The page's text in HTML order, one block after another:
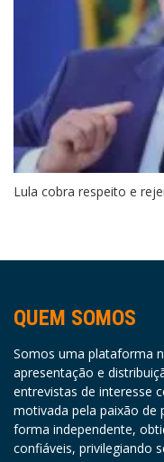
Lula cobra respeito e
QUEM SOMOS
Somos uma plataforma
apresentação e
entrevistas de interesse
motivada pela paixão de
forma independente,
confiáveis, privilegiando